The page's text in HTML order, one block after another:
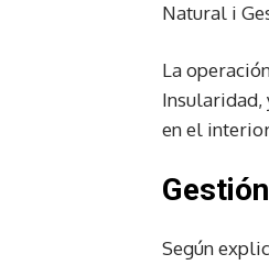
Natural i
La
Insularidad,
en el
Según